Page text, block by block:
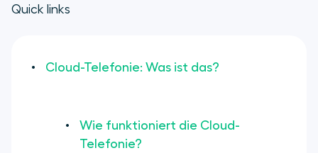
Quick links
Cloud-Telefonie: Was ist das?
Wie funktioniert die Cloud-
Telefonie?